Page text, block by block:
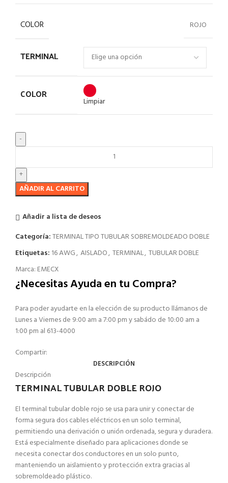
COLOR ROJO
TERMINAL
COLOR
Limpiar
AÑADIR AL CARRITO
Añadir a lista de deseos
Categoría:TERMINAL TIPO TUBULAR SOBREMOLDEADO DOBLE
Etiquetas: 16 AWG, AISLADO, TERMINAL, TUBULAR DOBLE
Marca: EMECX
¿Necesitas Ayuda en tu Compra?
Para poder ayudarte en la elección de su producto llámanos de
Lunes a Viernes de 9:00 am a 7:00 pm y sabádo de 10:00 am a
1:00 pm al 613-4000
Compartir:
DESCRIPCIÓN
Descripción
TERMINAL TUBULAR DOBLE ROJO
El terminal tubular doble rojo se usa para unir y conectar de
forma segura dos cables eléctricos en un solo terminal,
permitiendo una derivación o unión ordenada, segura y duradera.
Está especialmente diseñado para aplicaciones donde se
necesita conectar dos conductores en un solo punto,
manteniendo un aislamiento y protección extra gracias al
sobremoldeado plástico.